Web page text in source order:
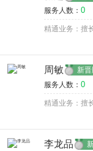
服务人数： 0
精通业务：擅
周敏 新晋
服务人数： 0
精通业务：擅
李龙品